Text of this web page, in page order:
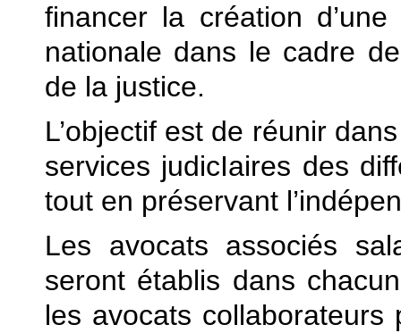
financer la création
nationale dans le cadre
de la justice.
L’objectif est de réunir
services judicIaires des
tout en préservant
Les avocats associés
seront établis dans
les avocats